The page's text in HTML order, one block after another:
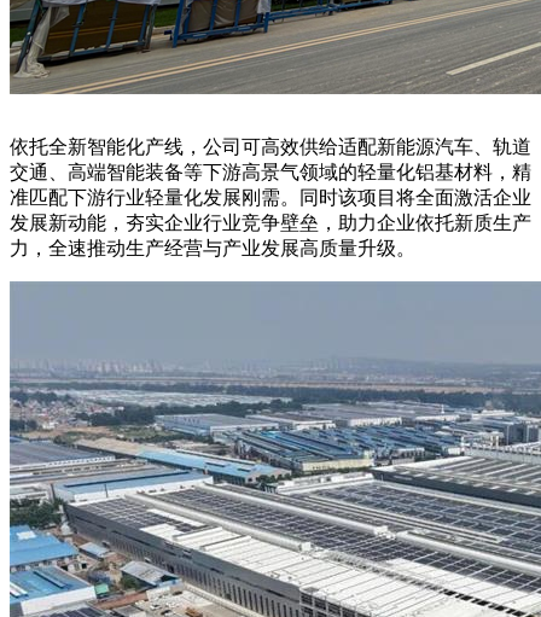
依托全新智能化产线，公司可高效供给适配新能源汽车、轨道
交通、高端智能装备等下游高景气领域的轻量化铝基材料，精
准匹配下游行业轻量化发展刚需。同时该项目将全面激活企业
发展新动能，夯实企业行业竞争壁垒，助力企业依托新质生产
力，全速推动生产经营与产业发展高质量升级。